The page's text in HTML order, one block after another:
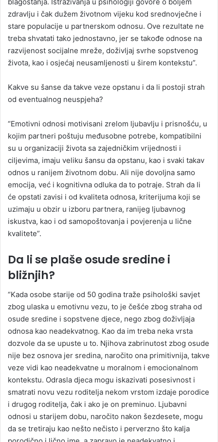
zdravlju i čak dužem životnom vijeku kod srednovječne i
stare populacije u partnerskom odnosu. Ove rezultate ne
treba shvatati tako jednostavno, jer se takođe odnose na
razvijenost socijalne mreže, doživljaj svrhe sopstvenog
života, kao i osjećaj neusamljenosti u širem kontekstu”.
Kakve su šanse da takve veze opstanu i da li postoji strah
od eventualnog neuspjeha?
“Emotivni odnosi motivisani zrelom ljubavlju i prisnošću, u
kojim partneri poštuju međusobne potrebe, kompatibilni
su u organizaciji života sa zajedničkim vrijednosti i
ciljevima, imaju veliku šansu da opstanu, kao i svaki takav
odnos u ranijem životnom dobu. Ali nije dovoljna samo
emocija, već i kognitivna odluka da to potraje. Strah da li
će opstati zavisi i od kvaliteta odnosa, kriterijuma koji se
uzimaju u obzir u izboru partnera, ranijeg ljubavnog
iskustva, kao i od samopoštovanja i povjerenja u lične
kvalitete”.
Da li se plaše osude sredine i
bližnjih?
“Kada osobe starije od 50 godina traže psihološki savjet
zbog ulaska u emotivnu vezu, to je češće zbog straha od
osude sredine i sopstvene djece, nego zbog doživljaja
odnosa kao neadekvatnog. Kao da im treba neka vrsta
dozvole da se upuste u to. Njihova zabrinutost zbog osude
nije bez osnova jer sredina, naročito ona primitivnija, takve
veze vidi kao neadekvatne u moralnom i emocionalnom
kontekstu. Odrasla djeca mogu iskazivati posesivnost i
smatrati novu vezu roditelja nekom vrstom izdaje porodice
i drugog roditelja, čak i ako je on preminuo. Ljubavni
odnosi u starijem dobu, naročito nakon šezdesete, mogu
da se tretiraju kao nešto nečisto i perverzno što kalja